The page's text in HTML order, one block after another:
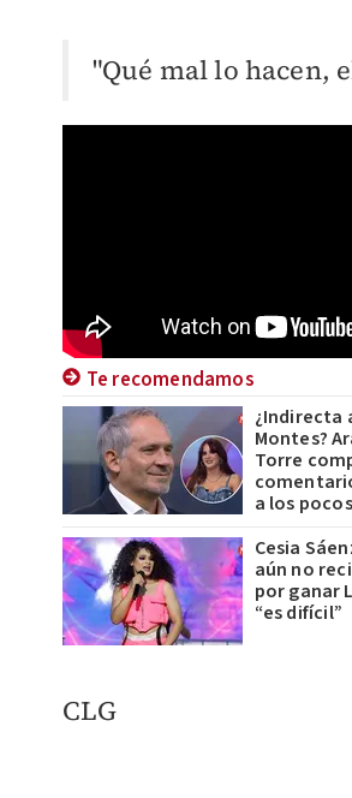
"Qué mal lo hacen,
Te recomendamos
¿Indirecta
Montes?
Torre
a los
Cesia
aún no
por ganar
“es difícil”
CLG​